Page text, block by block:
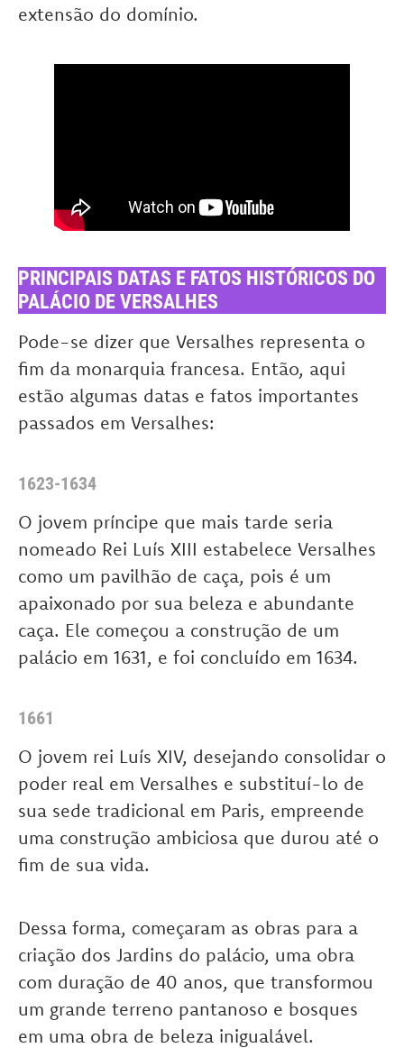
extensão do domínio.
PRINCIPAIS DATAS E FATOS HISTÓRICOS DO
PALÁCIO DE VERSALHES
Pode-se dizer que Versalhes representa o
fim da monarquia francesa. Então, aqui
estão algumas datas e fatos importantes
passados em Versalhes:
1623-1634
O jovem príncipe que mais tarde seria
nomeado Rei Luís XIII estabelece Versalhes
como um pavilhão de caça, pois é um
apaixonado por sua beleza e abundante
caça. Ele começou a construção de um
palácio em 1631, e foi concluído em 1634.
1661
O jovem rei Luís XIV, desejando consolidar o
poder real em Versalhes e substituí-lo de
sua sede tradicional em Paris, empreende
uma construção ambiciosa que durou até o
fim de sua vida.
Dessa forma, começaram as obras para a
criação dos Jardins do palácio, uma obra
com duração de 40 anos, que transformou
um grande terreno pantanoso e bosques
em uma obra de beleza inigualável.